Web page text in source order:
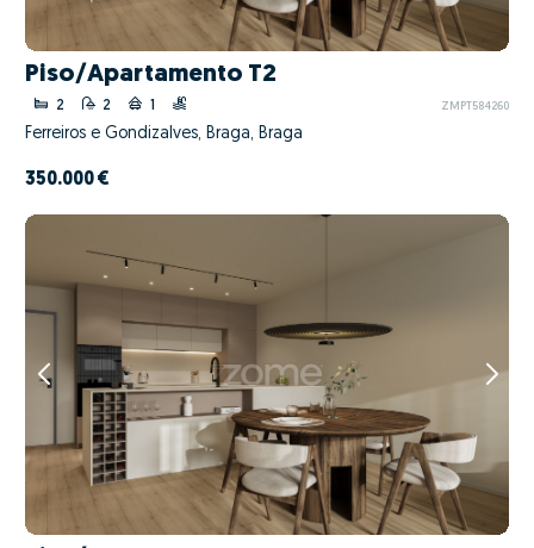
Piso/Apartamento T2
2 2 1 ZMPT584260
Ferreiros e Gondizalves, Braga, Braga
350.000 €